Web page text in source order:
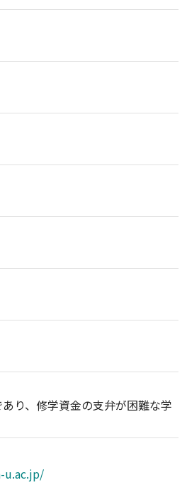
り、修学資金の支弁が困難な学
u.ac.jp/